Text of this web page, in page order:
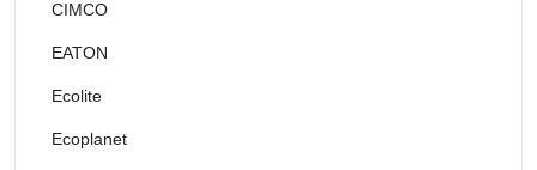
CIMCO
EATON
Ecolite
Ecoplanet